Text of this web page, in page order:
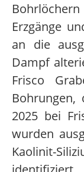
Erzgänge
an die
Dampf
Frisco
2025 bei
wurden
Kaolinit-